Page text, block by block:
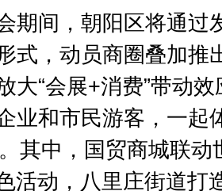
间，朝阳区将通过
式，动员商圈叠加推
大“会展+消费”带动效
业和市民游客，一起
其中，国贸商城联动
活动，八里庄街道打